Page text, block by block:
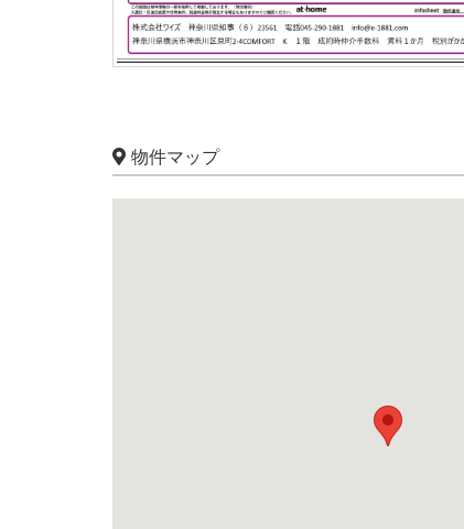
物件マップ